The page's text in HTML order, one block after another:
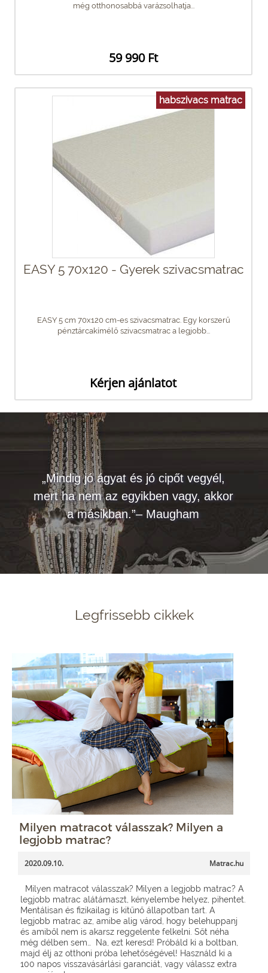
még otthonosabbá varázsolhatja...
59 990 Ft
habszivacs matrac
EASY 5 70x120 - Gyerek szivacsmatrac
EASY 5 cm 70x120 cm-es szivacsmatrac. Egy korszerű
pénztárcakímélő szivacsmatrac a legjobb...
Kérjen ajánlatot
„Mindig jó ágyat és jó cipőt vegyél,
mert ha nem az egyikben vagy, akkor
a másikban.”– Maugham
Legfrissebb cikkek
Milyen matracot válasszak? Milyen a
legjobb matrac?
2020.09.10. Matrac.hu
Milyen matracot válasszak? Milyen a legjobb matrac? A
legjobb matrac alátámaszt, kényelembe helyez, pihentet.
Mentálisan és fizikailag is kitűnő állapotban tart. A
legjobb matrac az, amibe alig várod, hogy belehuppanj
és amiből nem is akarsz reggelente felkelni. Sőt néha
még délben sem… Na, ezt keresd! Próbáld ki a boltban,
majd élj az otthoni próba lehetőségével! Használd ki a
100 napos visszavásárlási garanciát, vagy válassz extra